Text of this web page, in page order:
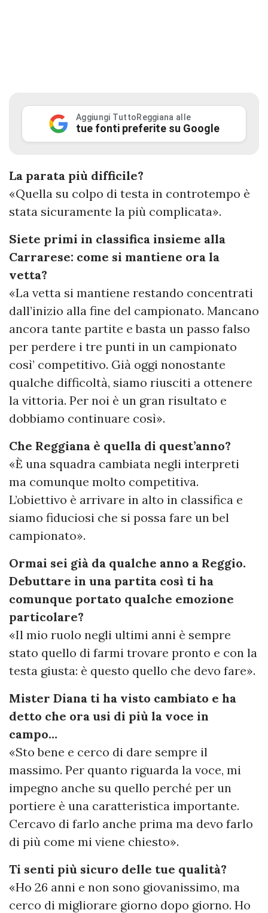
Aggiungi TuttoReggiana alle
tue fonti preferite su Google
La parata più difficile?
«Quella su colpo di testa in controtempo è
stata sicuramente la più complicata».
Siete primi in classifica insieme alla
Carrarese: come si mantiene ora la
vetta?
«La vetta si mantiene restando concentrati
dall’inizio alla fine del campionato. Mancano
ancora tante partite e basta un passo falso
per perdere i tre punti in un campionato
così’ competitivo. Già oggi nonostante
qualche difficoltà, siamo riusciti a ottenere
la vittoria. Per noi è un gran risultato e
dobbiamo continuare così».
Che Reggiana è quella di quest’anno?
«È una squadra cambiata negli interpreti
ma comunque molto competitiva.
L’obiettivo è arrivare in alto in classifica e
siamo fiduciosi che si possa fare un bel
campionato».
Ormai sei già da qualche anno a Reggio.
Debuttare in una partita così ti ha
comunque portato qualche emozione
particolare?
«Il mio ruolo negli ultimi anni è sempre
stato quello di farmi trovare pronto e con la
testa giusta: è questo quello che devo fare».
Mister Diana ti ha visto cambiato e ha
detto che ora usi di più la voce in
campo…
«Sto bene e cerco di dare sempre il
massimo. Per quanto riguarda la voce, mi
impegno anche su quello perché per un
portiere è una caratteristica importante.
Cercavo di farlo anche prima ma devo farlo
di più come mi viene chiesto».
Ti senti più sicuro delle tue qualità?
«Ho 26 anni e non sono giovanissimo, ma
cerco di migliorare giorno dopo giorno. Ho